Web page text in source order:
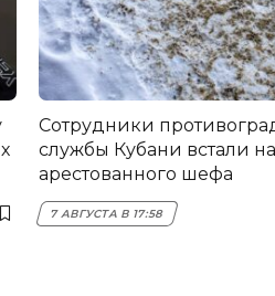
Сотрудники
службы Кубани встали
арестованного шефа
7 АВГУСТА В 17:58